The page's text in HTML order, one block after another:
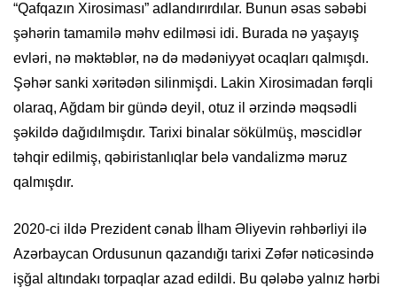
“Qafqazın Xirosiması” adlandırırdılar. Bunun əsas səbəbi
şəhərin tamamilə məhv edilməsi idi. Burada nə yaşayış
evləri, nə məktəblər, nə də mədəniyyət ocaqları qalmışdı.
Şəhər sanki xəritədən silinmişdi. Lakin Xirosimadan fərqli
olaraq, Ağdam bir gündə deyil, otuz il ərzində məqsədli
şəkildə dağıdılmışdır. Tarixi binalar sökülmüş, məscidlər
təhqir edilmiş, qəbiristanlıqlar belə vandalizmə məruz
qalmışdır.
2020-ci ildə Prezident cənab İlham Əliyevin rəhbərliyi ilə
Azərbaycan Ordusunun qazandığı tarixi Zəfər nəticəsində
işğal altındakı torpaqlar azad edildi. Bu qələbə yalnız hərbi